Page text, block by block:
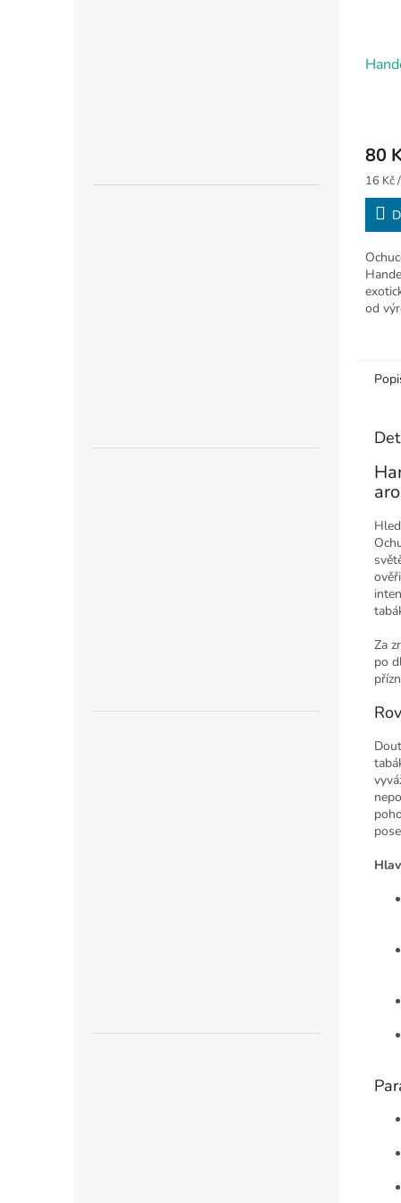
80
Měrná
cena:
16 Kč
od
Za
po